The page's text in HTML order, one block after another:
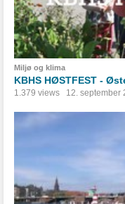
Miljø og klima
KBHS HØSTFEST -
1.379 views 12. september